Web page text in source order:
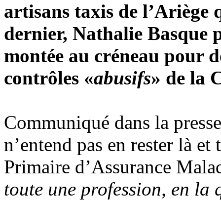
artisans taxis de l’Ariège
dernier, Nathalie Basque
montée au créneau pour
contrôles «abusifs» de la
Communiqué dans la
n’entend pas en rester là
Primaire d’Assurance
toute une profession, en